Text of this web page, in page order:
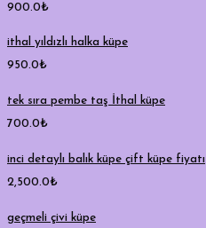
900.0₺
ithal yıldızlı halka küpe
950.0₺
tek sıra pembe taş İthal küpe
700.0₺
inci detaylı balık küpe çift küpe fiyatı
2,500.0₺
geçmeli çivi küpe